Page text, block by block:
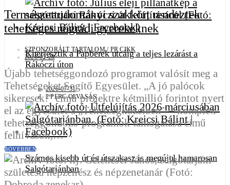
Kiterjesztik a Papberek utcáig a teljes lezárást a
Rákóczi úton
2026-07-31
2 PERC OLVASÁS
Számos kisebb út és útszakasz is megújul hamarosan
Salgótarjánban
Természettudományi szakkört rendeztek
tehetséges nógrádi gyerekeknek
SZPONZORÁLT TARTALOM / PR CIKK
2026-05-28
Újabb tehetséggondozó programot valósít meg a
Tehetségeket Segítő Egyesület. „A jó palócok
sikeresek!” című projektre kétmillió forintot nyert
el az egyesület a „Tehetségközelben” – komplex
tehetséggondozó programok támogatása című
felhíváson,…
BŐVEBBEN